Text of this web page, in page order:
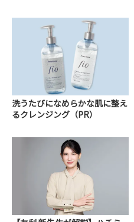
洗うたびになめらかな肌に整え
るクレンジング（PR）